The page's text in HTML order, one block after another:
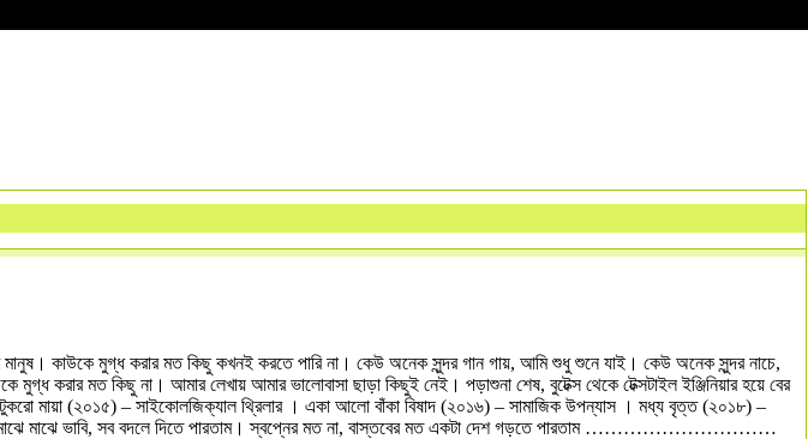
কাউকে মুগ্ধ করার মত কিছু কখনই করতে পারি না। কেউ অনেক সুন্দর গান গায়, আমি শুধু শুনে যাই। কেউ অনেক সুন্দর নাচে,
মত কিছু না। আমার লেখায় আমার ভালোবাসা ছাড়া কিছুই নেই। পড়াশুনা শেষ, বুটেক্স থেকে টেক্সটাইল ইঞ্জিনিয়ার হয়ে বের
টুকরো মায়া (২০১৫) – সাইকোলজিক্যাল থ্রিলার । একা আলো বাঁকা বিষাদ (২০১৬) – সামাজিক উপন্যাস । মধ্য বৃত্ত (২০১৮) –
মাঝে মাঝে ভাবি, সব বদলে দিতে পারতাম। স্বপ্নের মত না, বাস্তবের মত একটা দেশ গড়তে পারতাম …………………………